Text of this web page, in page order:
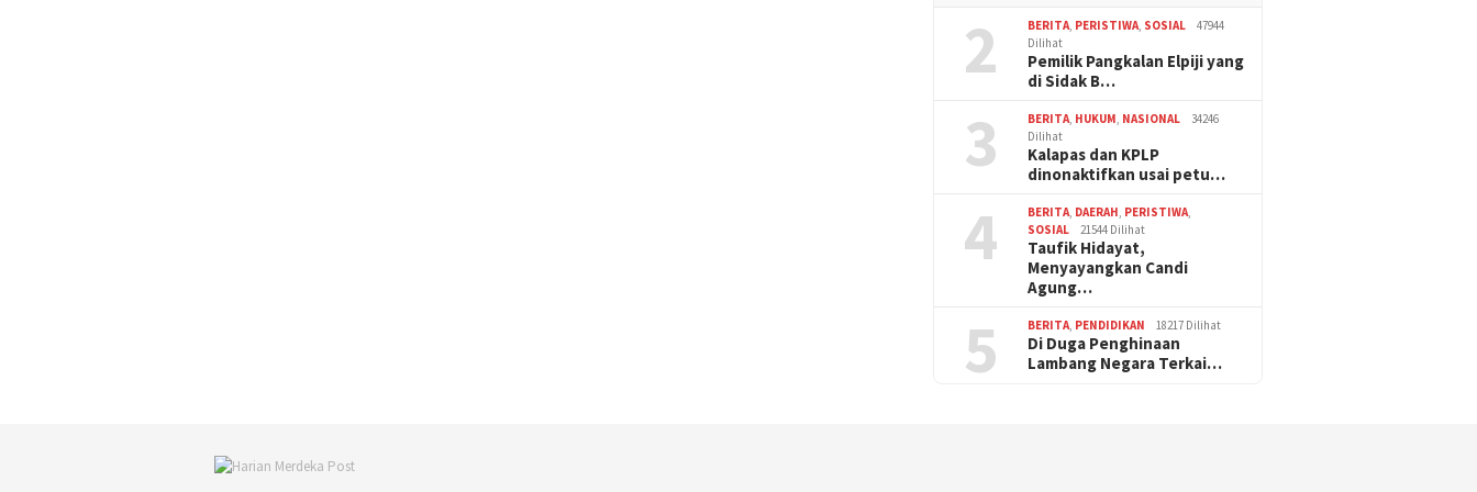
2 BERITA, PERISTIWA, SOSIAL
47944
Dilihat
Pemilik Pangkalan Elpiji yang
di Sidak B…
3 BERITA, HUKUM, NASIONAL
34246
Dilihat
Kalapas dan KPLP
dinonaktifkan usai petu…
4 BERITA, DAERAH, PERISTIWA,
SOSIAL
21544 Dilihat
Taufik Hidayat,
Menyayangkan Candi
Agung…
5 BERITA, PENDIDIKAN 18217 Dilihat
Di Duga Penghinaan
Lambang Negara Terkai…